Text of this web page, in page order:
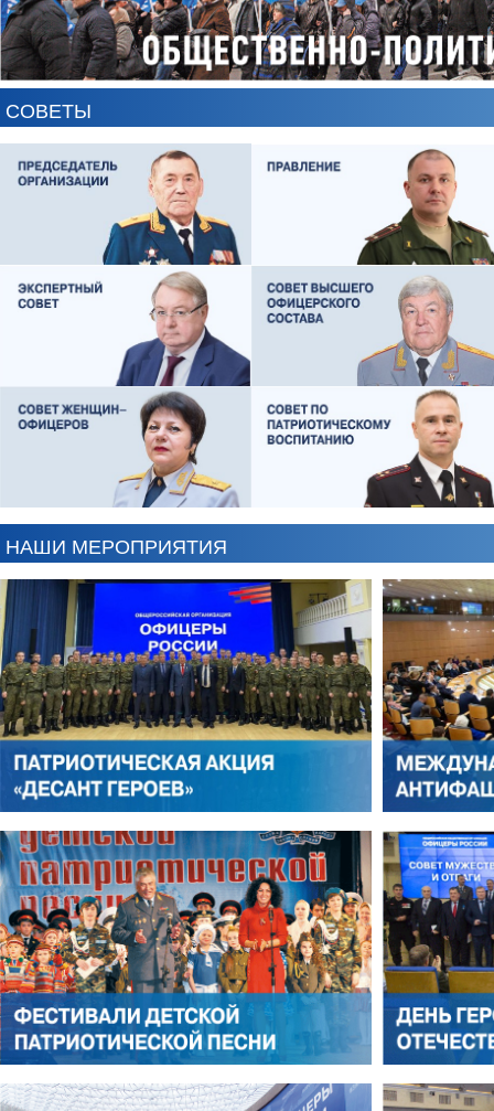
СОВЕТЫ
НАШИ МЕРОПРИЯТИЯ
АНТОН ЦВЕТКОВ
АЛЕКСАНДР ЯНЕВСКИЙ
ВИКТОР ЛИТОВКИН
АЛЕКСЕЙ ФИЛАТОВ